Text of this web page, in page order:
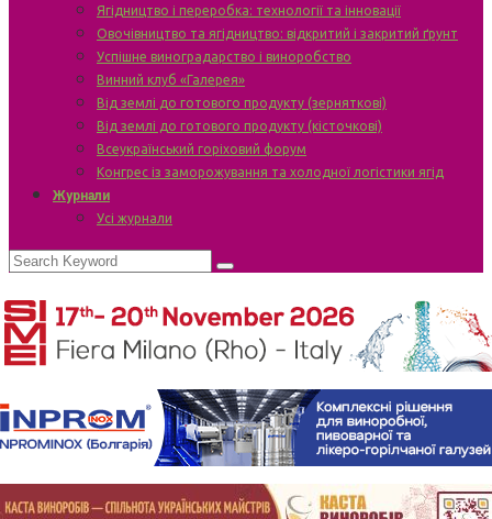
Ягідництво і переробка: технології та інновації
Овочівництво та ягідництво: відкритий і закритий ґрунт
Успішне виноградарство і виноробство
Винний клуб «Галерея»
Від землі до готового продукту (зерняткові)
Від землі до готового продукту (кісточкові)
Всеукраїнський горіховий форум
Конгрес із заморожування та холодної логістики ягід
Журнали
Усі журнали